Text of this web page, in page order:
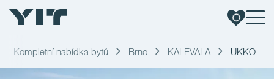
Kompletní nabídka bytů Brno KALEVALA UKKO